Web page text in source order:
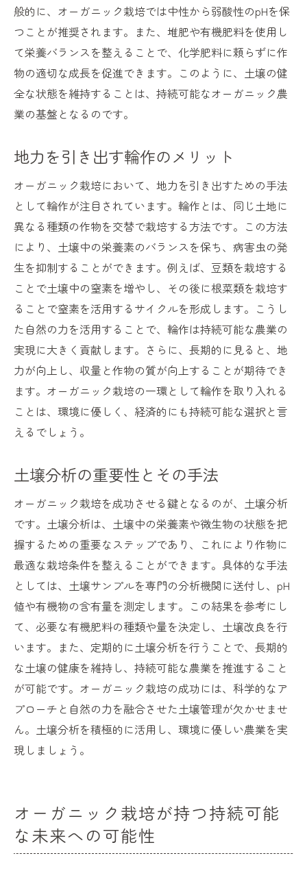
般的に、オーガニック栽培では中性から弱酸性のpHを保
つことが推奨されます。また、堆肥や有機肥料を使用し
て栄養バランスを整えることで、化学肥料に頼らずに作
物の適切な成長を促進できます。このように、土壌の健
全な状態を維持することは、持続可能なオーガニック農
業の基盤となるのです。
地力を引き出す輪作のメリット
オーガニック栽培において、地力を引き出すための手法
として輪作が注目されています。輪作とは、同じ土地に
異なる種類の作物を交替で栽培する方法です。この方法
により、土壌中の栄養素のバランスを保ち、病害虫の発
生を抑制することができます。例えば、豆類を栽培する
ことで土壌中の窒素を増やし、その後に根菜類を栽培す
ることで窒素を活用するサイクルを形成します。こうし
た自然の力を活用することで、輪作は持続可能な農業の
実現に大きく貢献します。さらに、長期的に見ると、地
力が向上し、収量と作物の質が向上することが期待でき
ます。オーガニック栽培の一環として輪作を取り入れる
ことは、環境に優しく、経済的にも持続可能な選択と言
えるでしょう。
土壌分析の重要性とその手法
オーガニック栽培を成功させる鍵となるのが、土壌分析
です。土壌分析は、土壌中の栄養素や微生物の状態を把
握するための重要なステップであり、これにより作物に
最適な栽培条件を整えることができます。具体的な手法
としては、土壌サンプルを専門の分析機関に送付し、pH
値や有機物の含有量を測定します。この結果を参考にし
て、必要な有機肥料の種類や量を決定し、土壌改良を行
います。また、定期的に土壌分析を行うことで、長期的
な土壌の健康を維持し、持続可能な農業を推進すること
が可能です。オーガニック栽培の成功には、科学的なア
プローチと自然の力を融合させた土壌管理が欠かせませ
ん。土壌分析を積極的に活用し、環境に優しい農業を実
現しましょう。
オーガニック栽培が持つ持続可能
な未来への可能性